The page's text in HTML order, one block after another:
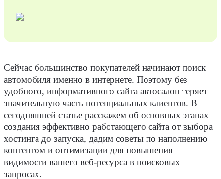
Сейчас большинство покупателей начинают поиск
автомобиля именно в интернете. Поэтому без
удобного, информативного сайта автосалон теряет
значительную часть потенциальных клиентов. В
сегодняшней статье расскажем об основных этапах
создания эффективно работающего сайта от выбора
хостинга до запуска, дадим советы по наполнению
контентом и оптимизации для повышения
видимости вашего веб-ресурса в поисковых
запросах.